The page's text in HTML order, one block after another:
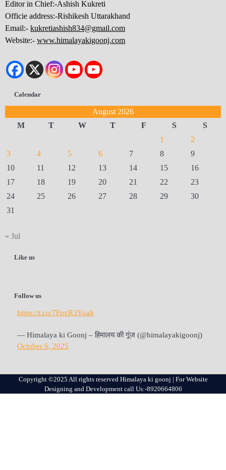
Editor in Chief:-Ashish Kukreti
Officie address:-Rishikesh Uttarakhand
Email:- kukretiashish834@gmail.com
Website:- www.himalayakigoonj.com
Calendar
August 2026
M
T W T F S
S
1
2
3
4 5 6 7 8
9
10
11 12 13 14 15
16
17
18 19 20 21 22
23
24
25 26 27 28 29
30
31
« Jul
Like us
Follow us
https://t.co/7FqxR3Yoah
— Himalaya ki Goonj – हिमालय की गूंज (@himalayakigoonj)
October 6, 2025
Copyright ©2025 All rights reserved Himalaya ki goonj | For Website
Designing and Development call Us:-8920664806